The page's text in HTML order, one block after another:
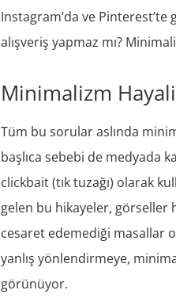
Instagram’da ve
alışveriş yapmaz mı?
Minimalizm Hayali
Tüm bu sorular aslında
başlıca sebebi de medyada
clickbait (tık tuzağı) olarak
gelen bu hikayeler, görseller
cesaret edemediği masallar
yanlış yönlendirmeye,
görünüyor.